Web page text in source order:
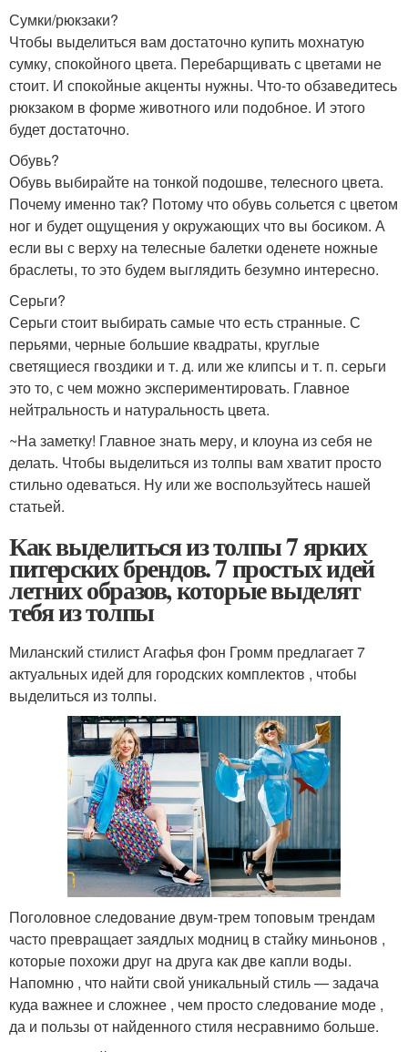
Сумки/рюкзаки?
Чтобы выделиться вам достаточно купить мохнатую
сумку, спокойного цвета. Перебарщивать с цветами не
стоит. И спокойные акценты нужны. Что-то обзаведитесь
рюкзаком в форме животного или подобное. И этого
будет достаточно.
Обувь?
Обувь выбирайте на тонкой подошве, телесного цвета.
Почему именно так? Потому что обувь сольется с цветом
ног и будет ощущения у окружающих что вы босиком. А
если вы с верху на телесные балетки оденете ножные
браслеты, то это будем выглядить безумно интересно.
Серьги?
Серьги стоит выбирать самые что есть странные. С
перьями, черные большие квадраты, круглые
светящиеся гвоздики и т. д. или же клипсы и т. п. серьги
это то, с чем можно экспериментировать. Главное
нейтральность и натуральность цвета.
~На заметку! Главное знать меру, и клоуна из себя не
делать. Чтобы выделиться из толпы вам хватит просто
стильно одеваться. Ну или же воспользуйтесь нашей
статьей.
Как выделиться из толпы 7 ярких
питерских брендов. 7 простых идей
летних образов, которые выделят
тебя из толпы
Миланский стилист Агафья фон Громм предлагает 7
актуальных идей для городских комплектов , чтобы
выделиться из толпы.
Поголовное следование двум-трем топовым трендам
часто превращает заядлых модниц в стайку миньонов ,
которые похожи друг на друга как две капли воды.
Напомню , что найти свой уникальный стиль — задача
куда важнее и сложнее , чем просто следование моде ,
да и пользы от найденного стиля несравнимо больше.